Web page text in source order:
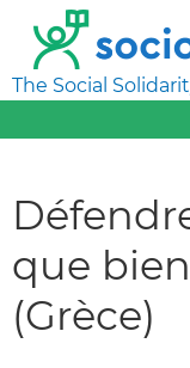
The Social
que
(Grèce)